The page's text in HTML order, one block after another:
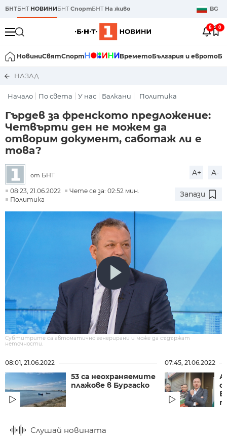
БНТБНТ НОВИНИБНТСпортБНТ На живо BG
6 0
НовиниСвятСпорт ВреметоБългария и еврото
НАЗАД
Начало По света У нас Балкани Политика
Гърдев за френското предложение:
Четвърти ден не можем да
отворим документ, саботаж ли е
това?
от БНТ A+ A-
08:23, 21.06.2022
Чете се за: 02:52 мин.
Политика
Запази
Субтитрите са автоматично генерирани и може да съдържат
неточности.
08:01, 21.06.2022
53 са неохраняемите
плажове в Бургаско
07:45, 21.06.2022
Слушай новината